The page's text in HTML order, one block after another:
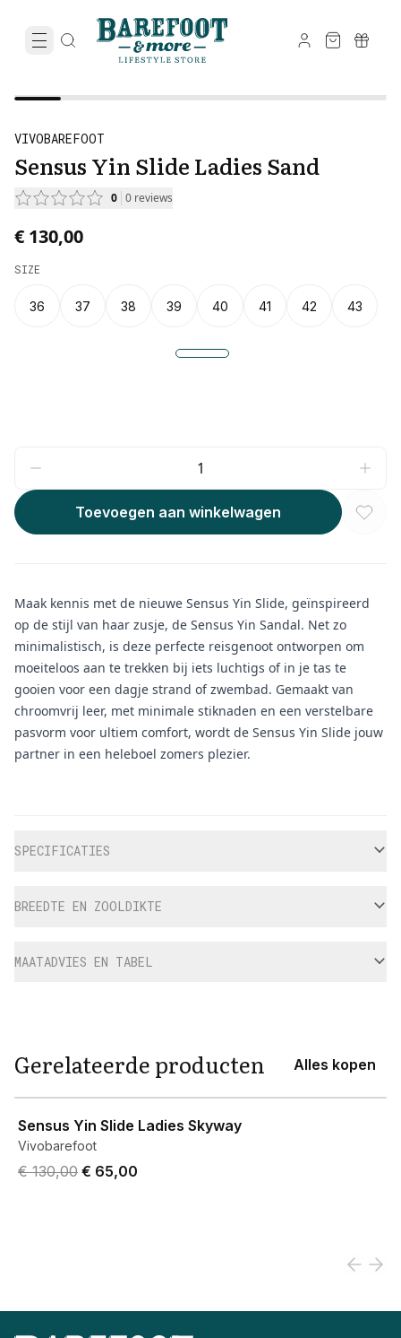
VIVOBAREFOOT
Sensus Yin Slide Ladies Sand
0 0 reviews
€ 130,00
SIZE
36 37 38 39 40 41 42 43
Toevoegen aan winkelwagen
Maak kennis met de nieuwe Sensus Yin Slide, geïnspireerd
op de stijl van haar zusje, de Sensus Yin Sandal. Net zo
minimalistisch, is deze perfecte reisgenoot ontworpen om
moeiteloos aan te trekken bij iets luchtigs of in je tas te
gooien voor een dagje strand of zwembad. Gemaakt van
chroomvrij leer, met minimale stiknaden en een verstelbare
pasvorm voor ultiem comfort, wordt de Sensus Yin Slide jouw
partner in een heleboel zomers plezier.
SPECIFICATIES
BREEDTE EN ZOOLDIKTE
MAATADVIES EN TABEL
Gerelateerde producten Alles kopen
Sensus Yin Slide Ladies Skyway
Vivobarefoot
Original price was € 130,00.
€ 130,00 Current price is € 65,00.
€ 65,00